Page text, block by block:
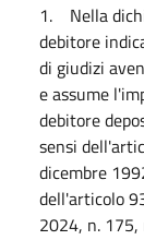
1. Nella
debitore
di giudizi
e assume
debitore
sensi
dicembre
dell'articolo
2024, n.